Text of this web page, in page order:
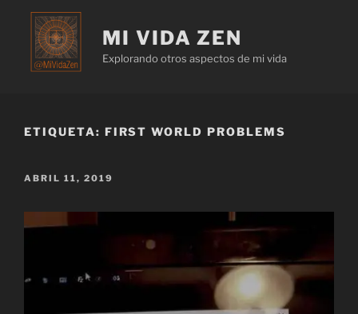
MI VIDA ZEN
Explorando otros aspectos de mi vida
ETIQUETA: FIRST WORLD PROBLEMS
ABRIL 11, 2019